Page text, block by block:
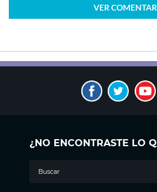
VER
¿NO ENCONTRASTE LO